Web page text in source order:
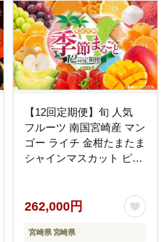
【12回定期便】旬 人気
フルーツ 南国宮崎産 マン
ゴー ライチ 金柑たまたま
シャインマスカット ピオ
ん ぶどう 果物 詰め合わ
せ 宮崎県 九州 1年 毎月
お届け＜Bコース M200＞
262,000円
宮崎県 宮崎県